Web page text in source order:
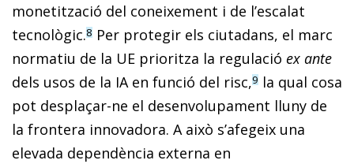
monetització del coneixement i de l’escalat
tecnològic.8 Per protegir els ciutadans, el marc
normatiu de la UE prioritza la regulació ex ante
dels usos de la IA en funció del risc,9 la qual cosa
pot desplaçar-ne el desenvolupament lluny de
la frontera innovadora. A això s’afegeix una
elevada dependència externa en